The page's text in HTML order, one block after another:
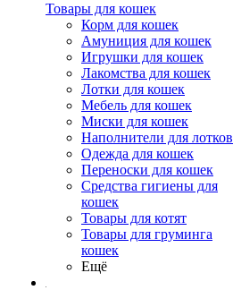
Товары для кошек
Корм для кошек
Амуниция для кошек
Игрушки для кошек
Лакомства для кошек
Лотки для кошек
Мебель для кошек
Миски для кошек
Наполнители для лотков
Одежда для кошек
Переноски для кошек
Средства гигиены для
кошек
Товары для котят
Товары для груминга
кошек
Ещё